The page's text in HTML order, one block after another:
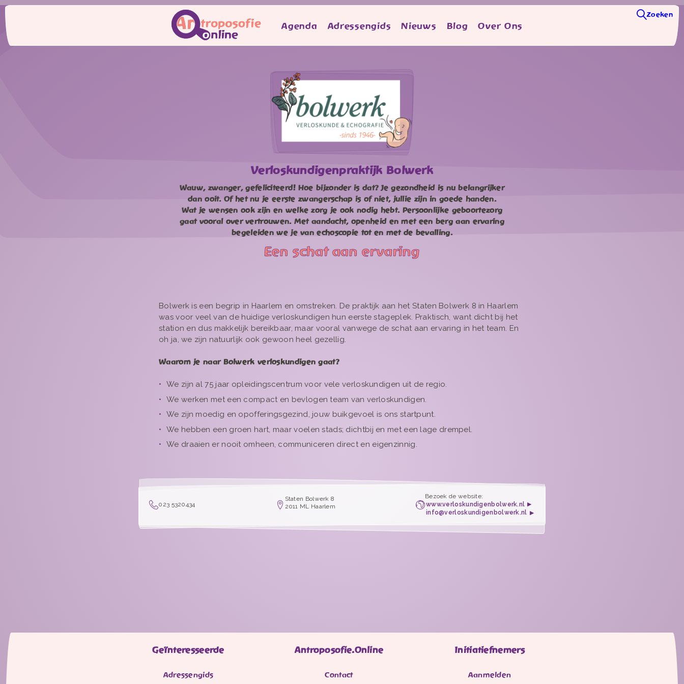
Agenda Adressengids Nieuws Blog Over Ons
Zoeken
Verloskundigenpraktijk Bolwerk
Wauw, zwanger, gefeliciteerd! Hoe bijzonder is dat? Je gezondheid is nu belangrijker
dan ooit. Of het nu je eerste zwangerschap is of niet, jullie zijn in goede handen.
Wat je wensen ook zijn en welke zorg je ook nodig hebt. Persoonlijke geboortezorg
gaat vooral over vertrouwen. Met aandacht, openheid en met een berg aan ervaring
begeleiden we je van echoscopie tot en met de bevalling.
Een schat aan ervaring
Bolwerk is een begrip in Haarlem en omstreken. De praktijk aan het Staten Bolwerk 8 in Haarlem
was voor veel van de huidige verloskundigen hun eerste stageplek. Praktisch, want dicht bij het
station en dus makkelijk bereikbaar, maar vooral vanwege de schat aan ervaring in het team. En
oh ja, we zijn natuurlijk ook gewoon heel gezellig.
Waarom je naar Bolwerk verloskundigen gaat?
We zijn al 75 jaar opleidingscentrum voor vele verloskundigen uit de regio.
We werken met een compact en bevlogen team van verloskundigen.
We zijn moedig en opofferingsgezind, jouw buikgevoel is ons startpunt.
We hebben een groen hart, maar voelen stads; dichtbij en met een lage drempel.
We draaien er nooit omheen, communiceren direct en eigenzinnig.
023 5320434
Staten Bolwerk 8
2011 ML Haarlem
Bezoek de website:
www.verloskundigenbolwerk.nl
info@verloskundigenbolwerk.nl
Geïnteresseerde
Adressengids
Antroposofie.Online
Contact
Initiatiefnemers
Aanmelden